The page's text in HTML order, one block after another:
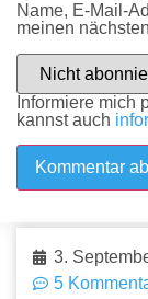
Name, E-Mail-
meinen
Informiere mich
kannst auch
3.
5